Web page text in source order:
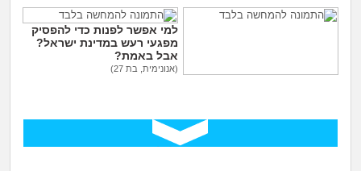
עצות חדשות
מה קורה כאן?
מדורים
למי אפשר לפנות כדי להפסיק
מפגעי רעש במדינת ישראל?
אבל באמת?
(אנונימית, בת 27)